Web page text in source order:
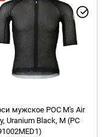
мужское POC M's Air
Uranium Black, M (PC